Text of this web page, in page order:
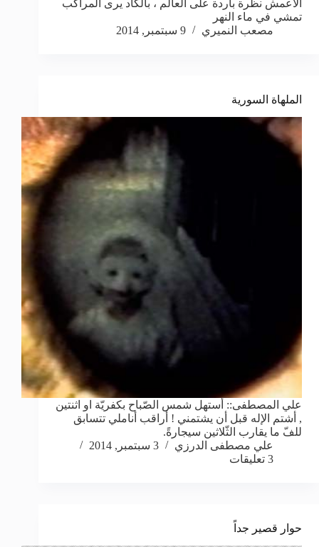
الأعمش نظرة باردة على العالم ، بالكاد يرى المراكب
تمشي في ماء النهر
مصعب النميري
9 سبتمبر, 2014
الملهاة السورية
علي المصطفى:: أستهل شمس الصّباح بكفريّة او اثنتين
, أشتم الإله قبل أن يشتمني ! أراقب أناملي تتسابق
للفّ ما يقارب الثّلاثين سيجارةً.
علي مصطفى الدرزي
3 سبتمبر, 2014
3 تعليقات
حوار قصير جداً